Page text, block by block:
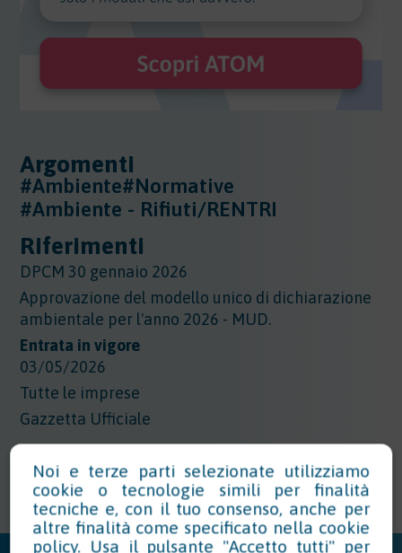
Argomenti
#Ambiente#Normative
#Ambiente - Rifiuti/RENTRI
Riferimenti
DPCM 30 gennaio 2026
Approvazione del modello unico di dichiarazione
ambientale per l'anno 2026 - MUD.
Entrata in vigore
03/05/2026
Tutte le imprese
Gazzetta Ufficiale
Noi e terze parti selezionate utilizziamo
cookie o tecnologie simili per finalità
tecniche e, con il tuo consenso, anche per
altre finalità come specificato nella cookie
policy. Usa il pulsante "Accetto tutti" per